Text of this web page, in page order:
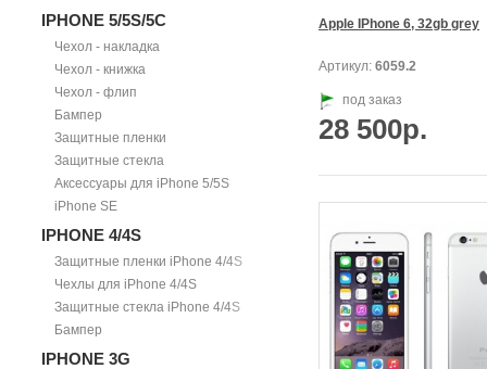
IPHONE 5/5S/5С
Чехол - накладка
Чехол - книжка
Чехол - флип
Бампер
Защитные пленки
Защитные стекла
Аксессуары для iPhone 5/5S
iPhone SE
IPHONE 4/4S
Защитные пленки iPhone 4/4S
Чехлы для iPhone 4/4S
Защитные стекла iPhone 4/4S
Бампер
IPHONE 3G
Apple IPhone 6, 32gb grey
Артикул: 6059.2
под заказ
28 500р.